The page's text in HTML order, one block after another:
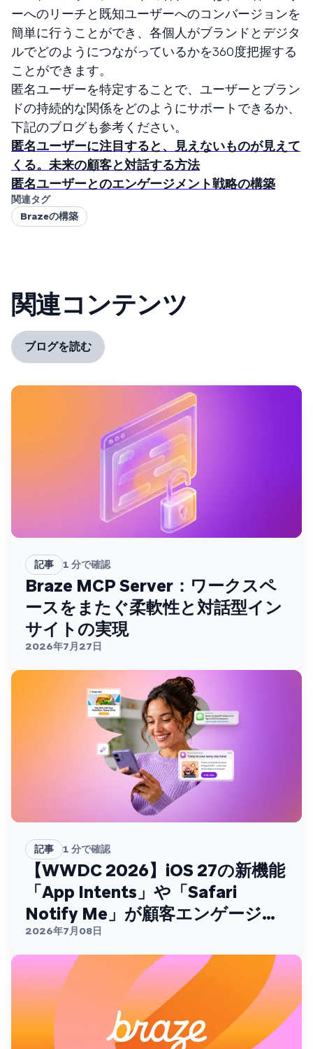
ーへのリーチと既知ユーザーへのコンバージョンを
簡単に行うことができ、各個人がブランドとデジタ
ルでどのようにつながっているかを360度把握する
ことができます。
匿名ユーザーを特定することで、ユーザーとブラン
ドの持続的な関係をどのようにサポートできるか、
下記のブログも参考ください。
匿名ユーザーに注目すると、見えないものが見えて
くる。未来の顧客と対話する方法
匿名ユーザーとのエンゲージメント戦略の構築
関連タグ
Brazeの構築
関連コンテンツ
ブログを読む
記事 1 分で確認
Braze MCP Server：ワークスペ
ースをまたぐ柔軟性と対話型イン
サイトの実現
2026年7月27日
記事 1 分で確認
【WWDC 2026】iOS 27の新機能
「App Intents」や「Safari
Notify Me」が顧客エンゲージメ
ントを変える
2026年7月08日